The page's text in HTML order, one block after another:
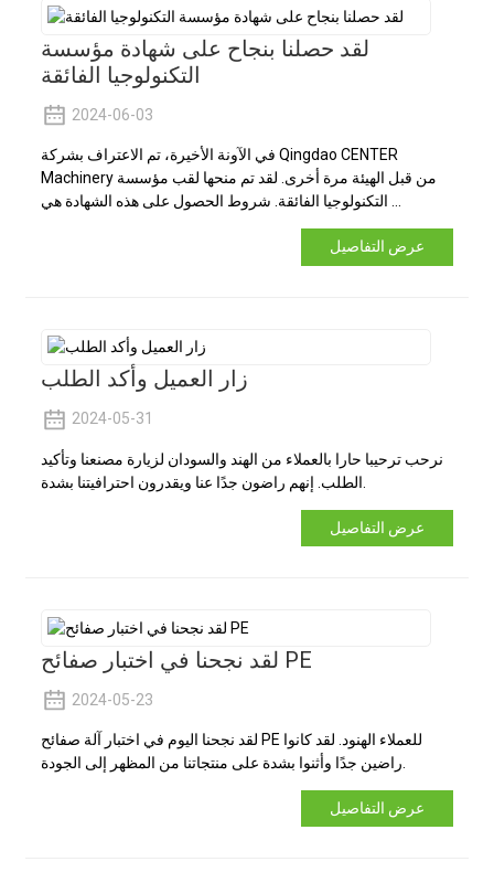
لقد حصلنا بنجاح على شهادة مؤسسة
التكنولوجيا الفائقة
2024-06-03
في الآونة الأخيرة، تم الاعتراف بشركة Qingdao CENTER
Machinery من قبل الهيئة مرة أخرى. لقد تم منحها لقب مؤسسة
عرض التفاصيل
زار العميل وأكد الطلب
2024-05-31
نرحب ترحيبا حارا بالعملاء من الهند والسودان لزيارة مصنعنا وتأكيد
عرض التفاصيل
لقد نجحنا في اختبار صفائح PE
2024-05-23
لقد نجحنا اليوم في اختبار آلة صفائح PE للعملاء الهنود. لقد كانوا
عرض التفاصيل